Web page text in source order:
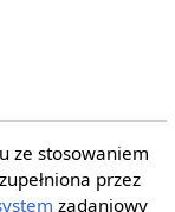
ze stosowaniem
przez
zadaniowy